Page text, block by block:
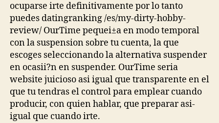
ocuparse irte definitivamente por lo tanto
puedes datingranking /es/my-dirty-hobby-
review/ OurTime pequei±a en modo temporal
con la suspension sobre tu cuenta, la que
escoges seleccionando la alternativa suspender
en ocasii?n en suspender. OurTime seri­a
website juicioso asi­ igual que transparente en el
que tu tendras el control para emplear cuando
producir, con quien hablar, que preparar asi­
igual que cuando irte.